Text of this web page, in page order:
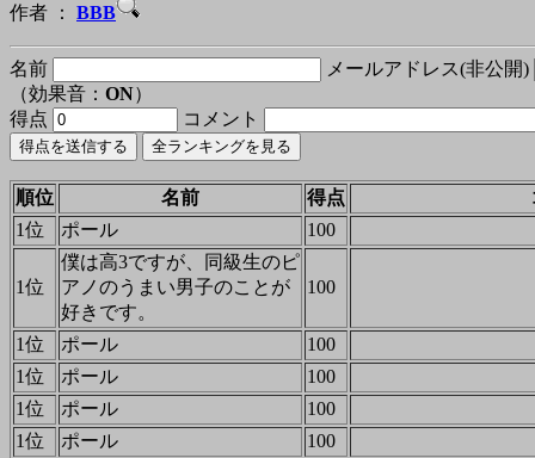
作者 ： BBB
名前
メールアドレス(非公開)
（効果音： ON）
得点
コメント
順位 名前 得点
1位
ポール 100
1位
僕は高3ですが、同級生のピ
アノのうまい男子のことが
好きです。
100
1位 ポール
100
1位
ポール
100
1位
ポール
100
1位
ポール
100